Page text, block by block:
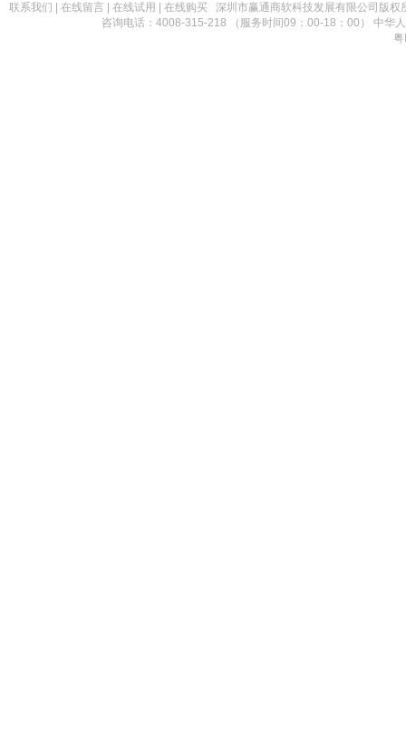
联系我们 在线留言 在线试用 在线购买 深圳市赢通商软科技发展有限公司版
咨询电话：4008-315-218 （服务时间09：00-18：00） 中华